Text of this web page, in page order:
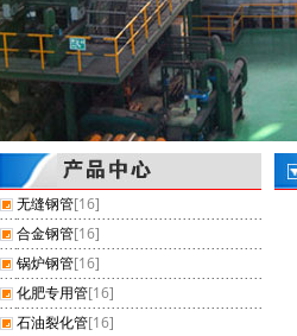
无缝钢管[16]
合金钢管[16]
锅炉钢管[16]
化肥专用管[16]
石油裂化管[16]